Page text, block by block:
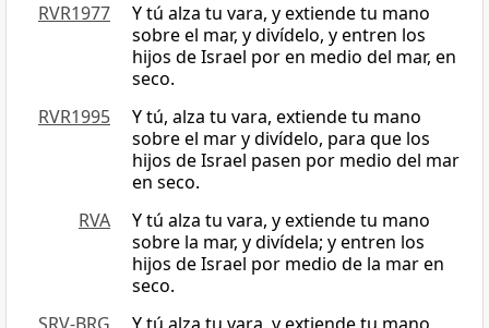
RVR1977
Y tú alza tu vara, y extiende tu mano
sobre el mar, y divídelo, y entren los
hijos de Israel por en medio del mar, en
seco.
RVR1995
Y tú, alza tu vara, extiende tu mano
sobre el mar y divídelo, para que los
hijos de Israel pasen por medio del mar
en seco.
RVA
Y tú alza tu vara, y extiende tu mano
sobre la mar, y divídela; y entren los
hijos de Israel por medio de la mar en
seco.